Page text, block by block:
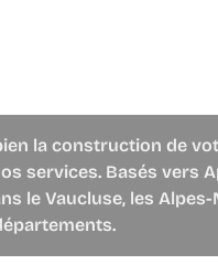
la construction de
services. Basés vers
le Vaucluse, les